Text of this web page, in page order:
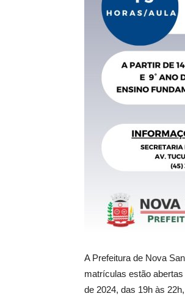
A Prefeitura de Nova
matrículas estão
de 2024, das 19h às